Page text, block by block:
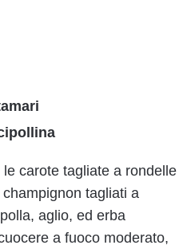
le carote tagliate a rondelle
tagliati a
aglio, ed erba
a fuoco moderato,